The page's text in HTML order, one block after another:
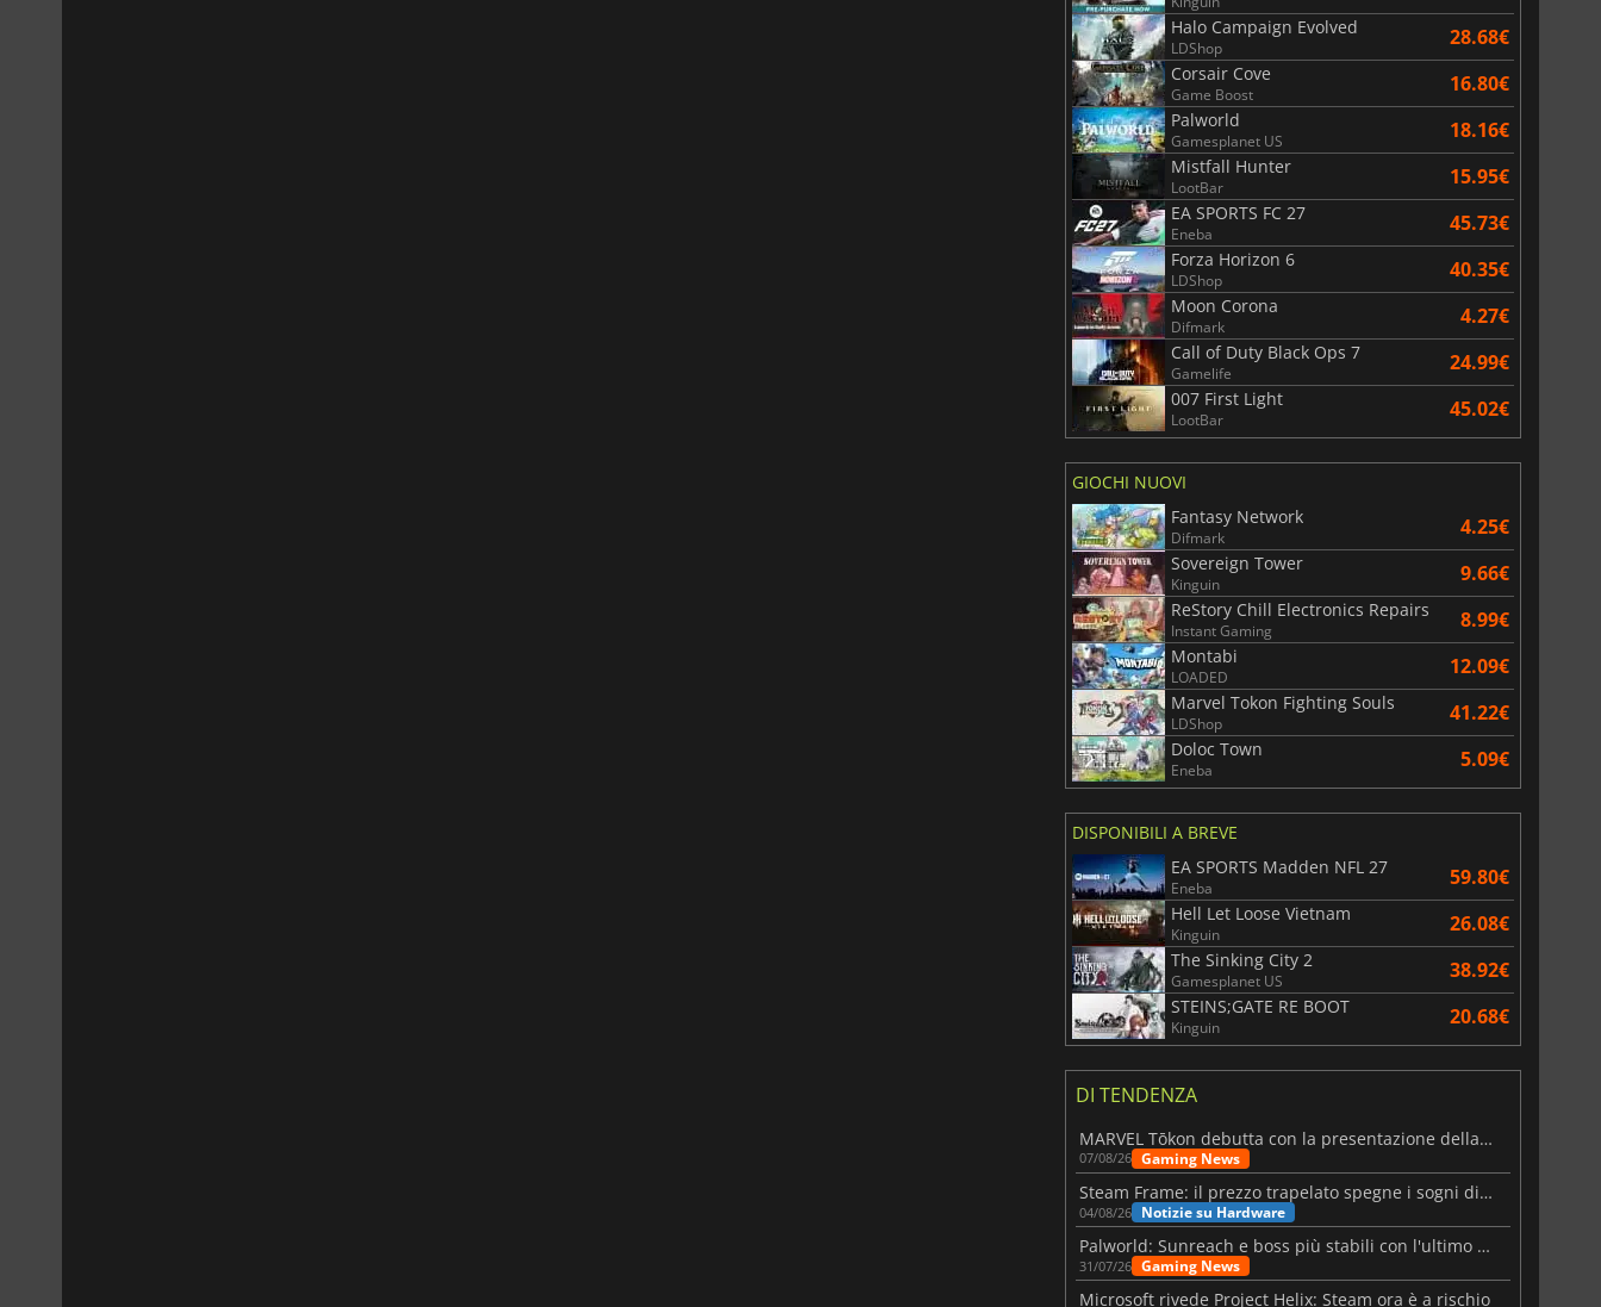
Halo Campaign Evolved
LDShop 28.68€
Corsair Cove
Game Boost 16.80€
Palworld
Gamesplanet US 18.16€
Mistfall Hunter
LootBar 15.95€
EA SPORTS FC 27
Eneba 45.73€
Forza Horizon 6
LDShop 40.35€
Moon Corona
Difmark 4.27€
Call of Duty Black Ops 7
Gamelife 24.99€
007 First Light
LootBar 45.02€
GIOCHI NUOVI
Fantasy Network
Difmark 4.25€
Sovereign Tower
Kinguin 9.66€
ReStory Chill Electronics Repairs
Instant Gaming 8.99€
Montabi
LOADED 12.09€
Marvel Tokon Fighting Souls
LDShop 41.22€
Doloc Town
Eneba 5.09€
DISPONIBILI A BREVE
EA SPORTS Madden NFL 27
Eneba 59.80€
Hell Let Loose Vietnam
Kinguin 26.08€
The Sinking City 2
Gamesplanet US 38.92€
STEINS;GATE RE BOOT
Kinguin 20.68€
DI TENDENZA
MARVEL Tōkon debutta con la presentazione della roadmap per il primo anno
07/08/26 Gaming News
Steam Frame: il prezzo trapelato spegne i sogni di un VR economico
04/08/26 Notizie su Hardware
Palworld: Sunreach e boss più stabili con l'ultimo update
31/07/26 Gaming News
Microsoft rivede Project Helix: Steam ora è a rischio